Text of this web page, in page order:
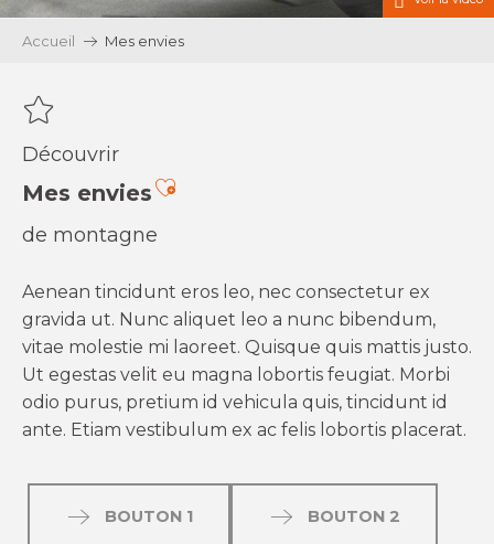
Accueil Mes envies
Découvrir
Mes enviesAjouter aux favoris
de montagne
Aenean tincidunt eros leo, nec consectetur ex
gravida ut. Nunc aliquet leo a nunc bibendum,
vitae molestie mi laoreet. Quisque quis mattis justo.
Ut egestas velit eu magna lobortis feugiat. Morbi
odio purus, pretium id vehicula quis, tincidunt id
ante. Etiam vestibulum ex ac felis lobortis placerat.
BOUTON 1 BOUTON 2